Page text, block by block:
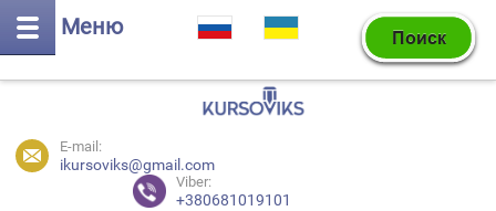
Меню
E-mail:
ikursoviks@gmail.com
Viber:
+380681019101